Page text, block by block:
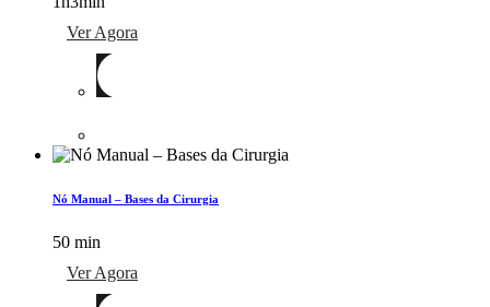
Ver Agora
Nó Manual – Bases da Cirurgia
50 min
Ver Agora